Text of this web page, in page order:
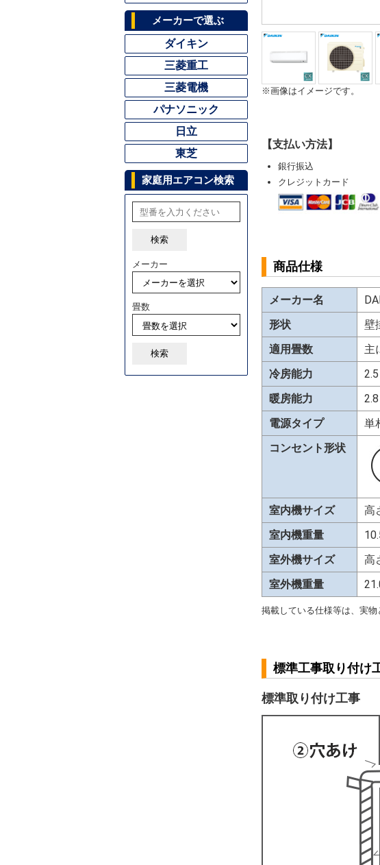
メーカーで選ぶ
ダイキン
三菱重工
三菱電機
パナソニック
日立
東芝
家庭用エアコン検索
検索
メーカー
畳数
検索
※画像はイメージです。
【支払い方法】
銀行振込
クレジットカード
商品仕様
メーカー名
形状
壁
適用畳数
主
冷房能力
暖房能力
電源タイプ
単
コンセント形状
室内機サイズ
高
室内機重量
室外機サイズ
高
室外機重量
掲載している仕様等は、実
標準工事取り付け
標準取り付け工事